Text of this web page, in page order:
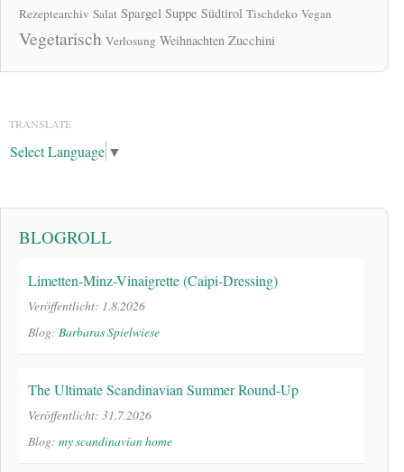
Rezeptearchiv Salat Spargel Suppe Südtirol Tischdeko Vegan
Vegetarisch Verlosung Weihnachten Zucchini
TRANSLATE
Select Language ▼
BLOGROLL
Limetten-Minz-Vinaigrette (Caipi-Dressing)
Veröffentlicht: 1.8.2026
Blog: Barbaras Spielwiese
The Ultimate Scandinavian Summer Round-Up
Veröffentlicht: 31.7.2026
Blog: my scandinavian home